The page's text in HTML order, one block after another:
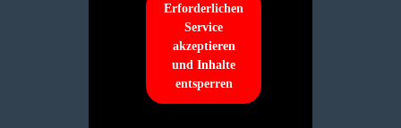
Erforderlichen
Service
akzeptieren
und Inhalte
entsperren